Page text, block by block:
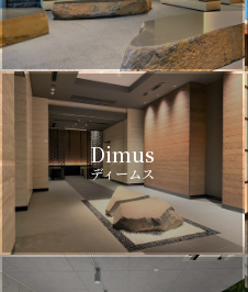
Dimus
ディームス